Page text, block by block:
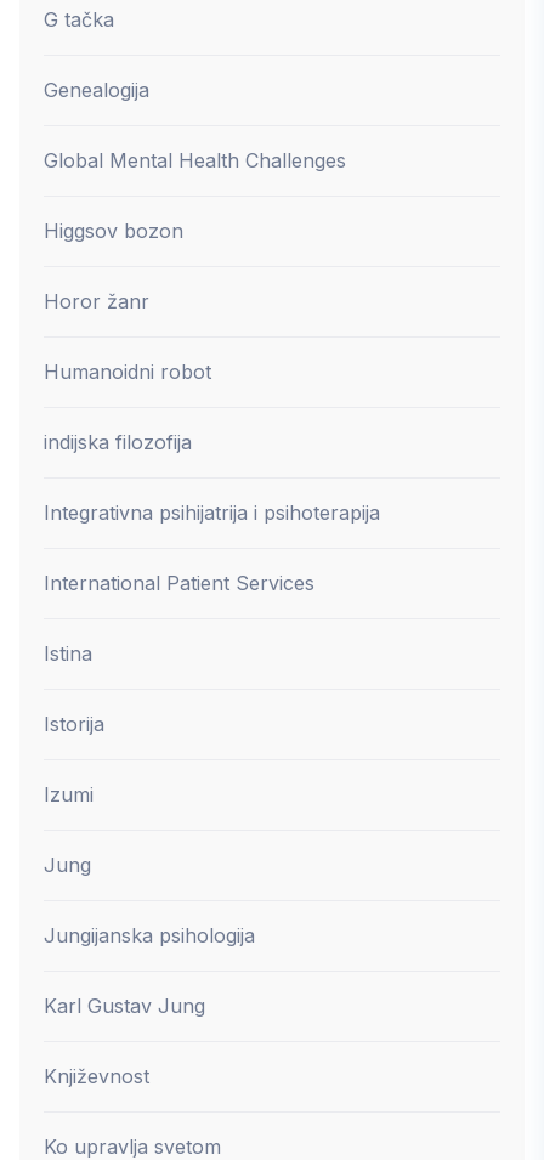
G tačka
Genealogija
Global Mental Health Challenges
Higgsov bozon
Horor žanr
Humanoidni robot
indijska filozofija
Integrativna psihijatrija i psihoterapija
International Patient Services
Istina
Istorija
Izumi
Jung
Jungijanska psihologija
Karl Gustav Jung
Književnost
Ko upravlja svetom